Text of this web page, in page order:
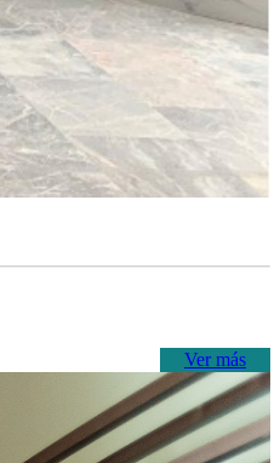
Ver más